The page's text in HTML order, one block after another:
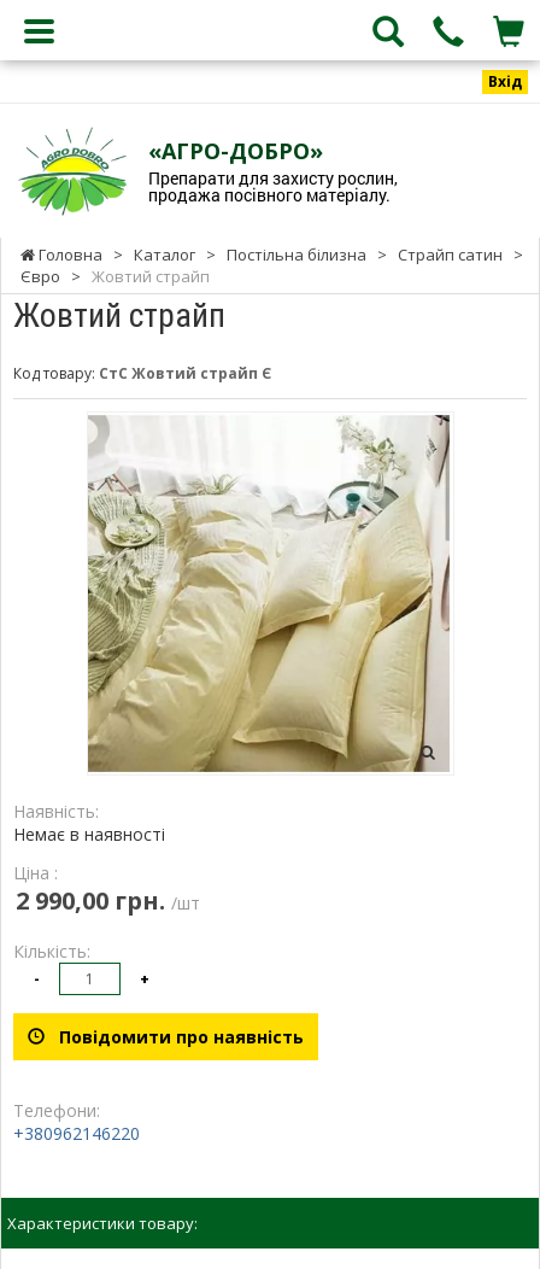
Вхід
«АГРО-ДОБРО»
Препарати для захисту рослин,
продажа посівного матеріалу.
Головна > Каталог > Постільна білизна > Страйп сатин
>
Євро
> Жовтий страйп
Жовтий страйп
Код товару: СтС Жовтий страйп Є
Наявність:
Немає в наявності
Ціна :
2 990,00 грн. /шт
Кількість:
- +
Повідомити про наявність
Телефони:
+380962146220
Характеристики товару: